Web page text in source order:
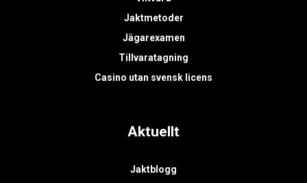
Jaktmetoder
Jägarexamen
Tillvaratagning
Casino utan svensk licens
Aktuellt
Jaktblogg